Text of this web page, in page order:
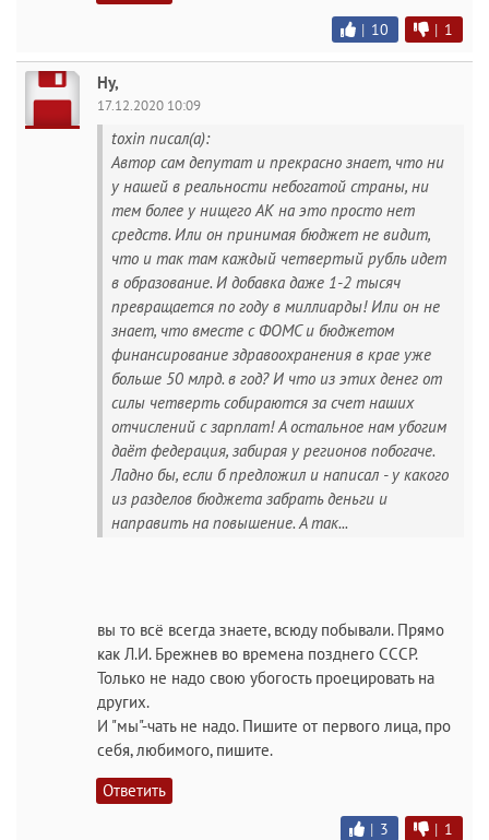
| 10 | 1
Ну,
17.12.2020 10:09
toxin писал(а):
Автор сам депутат и прекрасно знает, что ни
у нашей в реальности небогатой страны, ни
тем более у нищего АК на это просто нет
средств. Или он принимая бюджет не видит,
что и так там каждый четвертый рубль идет
в образование. И добавка даже 1-2 тысяч
превращается по году в миллиарды! Или он не
знает, что вместе с ФОМС и бюджетом
финансирование здравоохранения в крае уже
больше 50 млрд. в год? И что из этих денег от
силы четверть собираются за счет наших
отчислений с зарплат! А остальное нам убогим
даёт федерация, забирая у регионов побогаче.
Ладно бы, если б предложил и написал - у какого
из разделов бюджета забрать деньги и
направить на повышение. А так...
вы то всё всегда знаете, всюду побывали. Прямо
как Л.И. Брежнев во времена позднего СССР.
Только не надо свою убогость проецировать на
других.
И "мы"-чать не надо. Пишите от первого лица, про
себя, любимого, пишите.
Ответить
| 3 | 1